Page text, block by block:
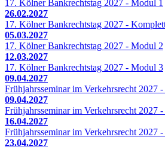
17. Kölner Bankrechtstag 2027 - Modul 1
26.02.2027
17. Kölner Bankrechtstag 2027 -
05.03.2027
17. Kölner Bankrechtstag 2027 - Modul 2
12.03.2027
17. Kölner Bankrechtstag 2027 - Modul 3
09.04.2027
Frühjahrsseminar im Verkehrsrecht 2027
09.04.2027
Frühjahrsseminar im Verkehrsrecht 2027
16.04.2027
Frühjahrsseminar im Verkehrsrecht 2027
23.04.2027